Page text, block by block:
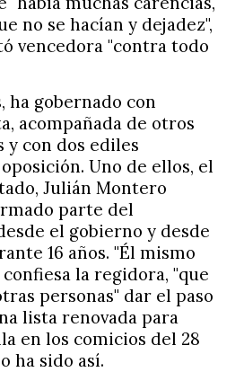
no se hacían y dejadez",
vencedora "contra todo
ha gobernado con
acompañada de otros
y con dos ediles
Uno de ellos, el
Julián Montero
parte del
el gobierno y desde
16 años. "Él mismo
la regidora, "que
personas" dar el paso
lista renovada para
en los comicios del 28
ha sido así.